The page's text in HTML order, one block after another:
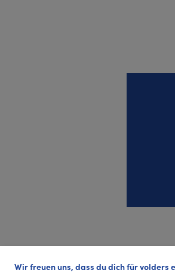
Wir freuen uns, dass du dich für volders